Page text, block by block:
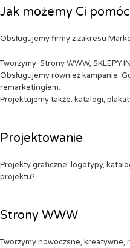
Jak możemy Ci
Obsługujemy firmy z zakresu
Tworzymy: Strony WWW, SKLEPY
Obsługujemy również kampanie:
remarketingiem.
Projektujemy także: katalogi,
Projektowanie
Projekty graficzne: logotypy,
projektu?
Strony WWW
Tworzymy nowoczsne, kreatywne,